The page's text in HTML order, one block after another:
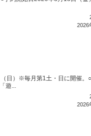
2026
日）※毎月第1土・日に開催。
遊...
2026